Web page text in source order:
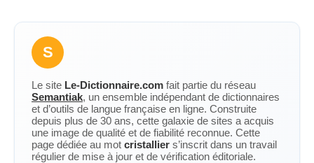
S
Le site Le-Dictionnaire.com fait partie du réseau
Semantiak, un ensemble indépendant de dictionnaires
et d’outils de langue française en ligne. Construite
depuis plus de 30 ans, cette galaxie de sites a acquis
une image de qualité et de fiabilité reconnue. Cette
page dédiée au mot cristallier s’inscrit dans un travail
régulier de mise à jour et de vérification éditoriale.